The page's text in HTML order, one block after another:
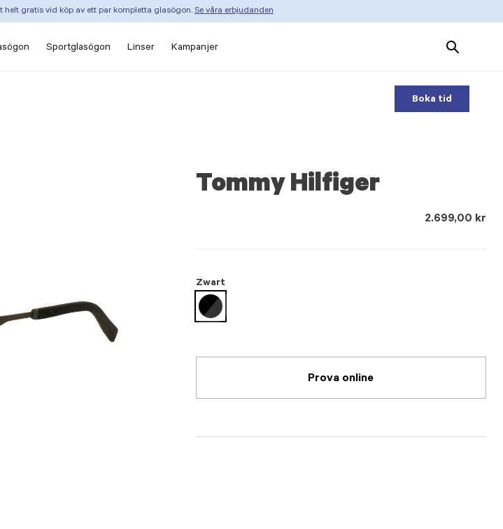
helt gratis vid köp av ett par kompletta glasögon. Se våra erbjudanden
Sportglasögon Linser Kampanjer
Search
Products
Boka tid
Tommy Hilfiger
2.699,00 kr
Zwart
selected
Prova online